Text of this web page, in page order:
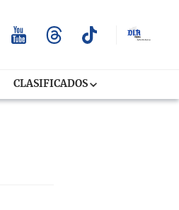
CLASIFICADOS